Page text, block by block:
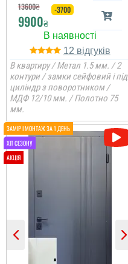
13600₴
9900₴
-3700
12
В квартиру / Метал 1.5 мм. / 2
контури / замки сейфовий і під
циліндр з поворотником /
МДФ 12/10 мм. / Полотно 75
мм.